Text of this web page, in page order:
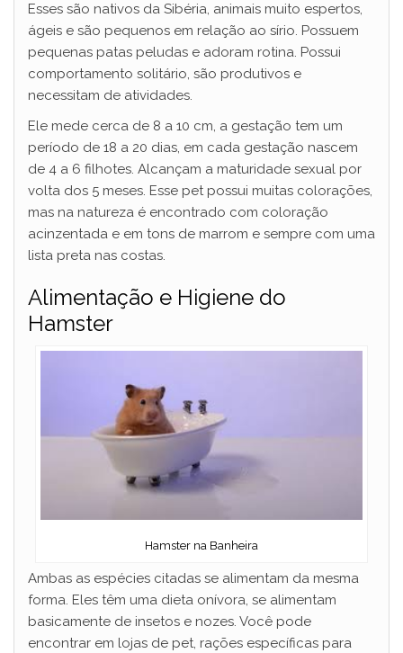
Esses são nativos da Sibéria, animais muito espertos,
ágeis e são pequenos em relação ao sírio. Possuem
pequenas patas peludas e adoram rotina. Possui
comportamento solitário, são produtivos e
necessitam de atividades.
Ele mede cerca de 8 a 10 cm, a gestação tem um
período de 18 a 20 dias, em cada gestação nascem
de 4 a 6 filhotes. Alcançam a maturidade sexual por
volta dos 5 meses. Esse pet possui muitas colorações,
mas na natureza é encontrado com coloração
acinzentada e em tons de marrom e sempre com uma
lista preta nas costas.
Alimentação e Higiene do
Hamster
Hamster na Banheira
Ambas as espécies citadas se alimentam da mesma
forma. Eles têm uma dieta onívora, se alimentam
basicamente de insetos e nozes. Você pode
encontrar em lojas de pet, rações específicas para